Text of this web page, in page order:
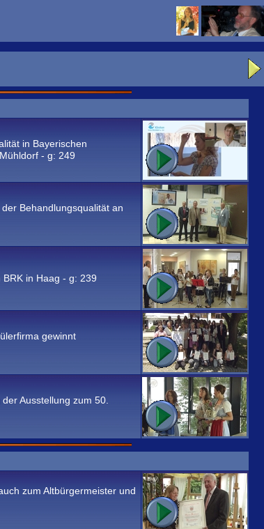
in Bayerischen
- g: 249
Behandlungsqualität an
in Haag - g: 239
gewinnt
Ausstellung zum 50.
zum Altbürgermeister und